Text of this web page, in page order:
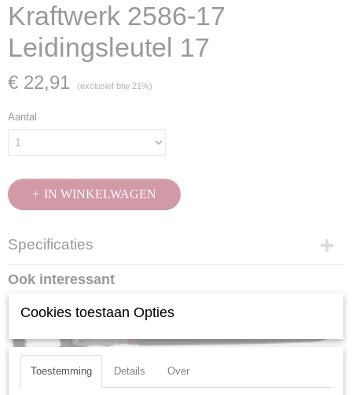
Kraftwerk 2586-17
Leidingsleutel 17
€ 22,91 (exclusief btw 21%)
Aantal
IN WINKELWAGEN
Specificaties
Productcode
EAN code
Productcode leverancier
2586-17
Ook interessant
Cookies toestaan Opties
Toestemming Details Over